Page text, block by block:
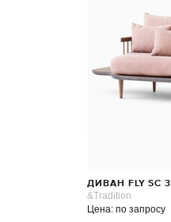
ДИВАН FLY SC 3
&Tradition
Цена: по запросу